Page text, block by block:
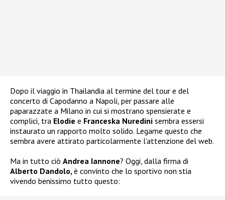
Dopo il viaggio in Thailandia al termine del tour e del
concerto di Capodanno a Napoli, per passare alle
paparazzate a Milano in cui si mostrano spensierate e
complici, tra Elodie e Franceska Nuredini sembra essersi
instaurato un rapporto molto solido. Legame questo che
sembra avere attirato particolarmente l’attenzione del web.
Ma in tutto ciò Andrea Iannone? Oggi, dalla firma di
Alberto Dandolo,è convinto che lo sportivo non stia
vivendo benissimo tutto questo: